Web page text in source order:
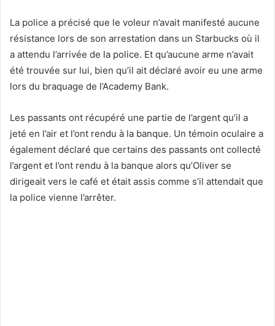
La police a précisé que le voleur n’avait manifesté aucune
résistance lors de son arrestation dans un Starbucks où il
a attendu l’arrivée de la police. Et qu’aucune arme n’avait
été trouvée sur lui, bien qu’il ait déclaré avoir eu une arme
lors du braquage de l’Academy Bank.
Les passants ont récupéré une partie de l’argent qu’il a
jeté en l’air et l’ont rendu à la banque. Un témoin oculaire a
également déclaré que certains des passants ont collecté
l’argent et l’ont rendu à la banque alors qu’Oliver se
dirigeait vers le café et était assis comme s’il attendait que
la police vienne l’arrêter.